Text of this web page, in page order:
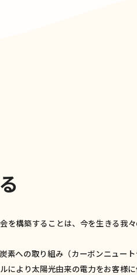
る
を構築することは、今を生きる我
素への取り組み（カーボンニュー
により太陽光由来の電力をお客様